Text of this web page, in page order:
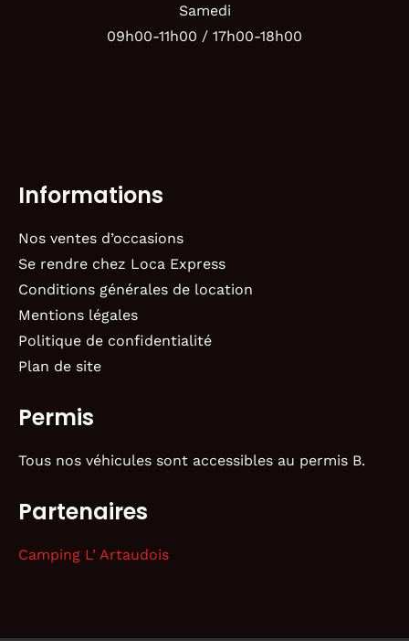
Samedi
09h00-11h00 / 17h00-18h00
Informations
Nos ventes d’occasions
Se rendre chez Loca Express
Conditions générales de location
Mentions légales
Politique de confidentialité
Plan de site
Permis
Tous nos véhicules sont accessibles au permis B.
Partenaires
Camping L’ Artaudois